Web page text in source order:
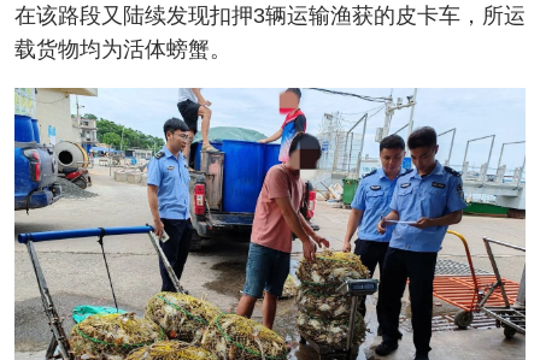
在该路段又陆续发现扣押3辆运输渔获的皮卡车，所运
载货物均为活体螃蟹。